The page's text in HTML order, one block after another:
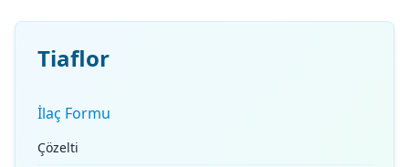
Tiaflor
İlaç Formu
Çözelti